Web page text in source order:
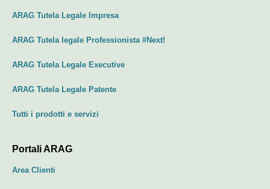
ARAG Tutela Legale Impresa
ARAG Tutela legale Professionista #Next!
ARAG Tutela Legale Executive
ARAG Tutela Legale Patente
Tutti i prodotti e servizi
Portali ARAG
Area Clienti